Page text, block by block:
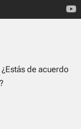
de acuerdo